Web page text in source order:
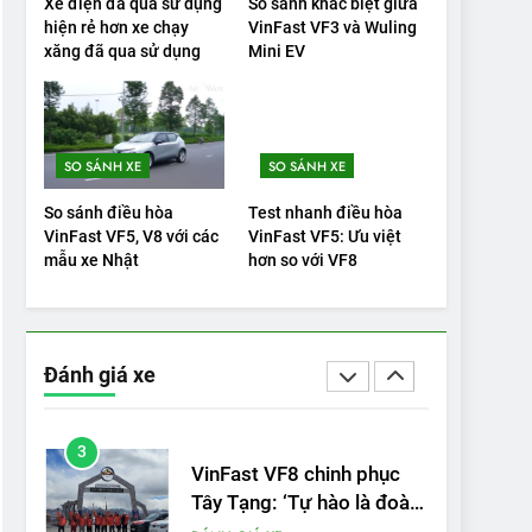
hiện rẻ hơn xe chạy
xăng đã qua sử dụng
VinFast VF3 và Wuling
Mini EV
SO SÁNH XE
So sánh điều hòa
VinFast VF5, V8 với các
mẫu xe Nhật
SO SÁNH XE
Test nhanh điều hòa
VinFast VF5: Ưu việt
hơn so với VF8
Đánh giá xe
20
Đánh giá: Người đam mê
xe điện Hyundai Ioniq 5 N
2025 cho thấy đáng để
chờ đợi
ĐÁNH GIÁ XE
1
Xe tốt nhất để mua năm
2025: Green Car Reports
nêu tên 5 người vào
ĐÁNH GIÁ XE
‘Wuling Bingo ồn, không
có trạm sạc, nhưng vẫn
bán được nếu biết cách’
3
VinFast VF8 chinh phục
Tây Tạng: ‘Tự hào là đoàn